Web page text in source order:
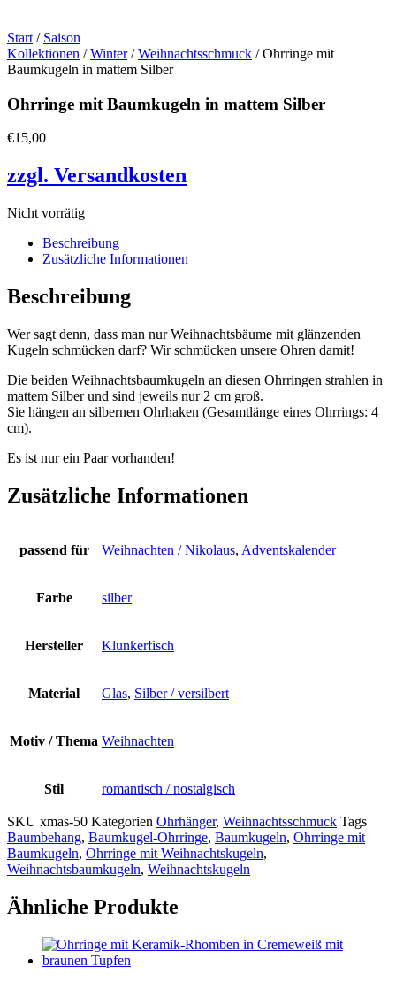
Start / Saison
Kollektionen /Winter/Weihnachtsschmuck / Ohrringe mit
Baumkugeln in mattem Silber
Ohrringe mit Baumkugeln in mattem Silber
€15,00
zzgl. Versandkosten
Nicht vorrätig
Beschreibung
Zusätzliche Informationen
Beschreibung
Wer sagt denn, dass man nur Weihnachtsbäume mit glänzenden
Kugeln schmücken darf? Wir schmücken unsere Ohren damit!
Die beiden Weihnachtsbaumkugeln an diesen Ohrringen strahlen in
mattem Silber und sind jeweils nur 2 cm groß.
Sie hängen an silbernen Ohrhaken (Gesamtlänge eines Ohrrings: 4
cm).
Es ist nur ein Paar vorhanden!
Zusätzliche Informationen
passend für Weihnachten / Nikolaus, Adventskalender
Farbe silber
Hersteller Klunkerfisch
Material Glas, Silber / versilbert
Motiv / Thema Weihnachten
Stil romantisch / nostalgisch
SKU xmas-50 Kategorien Ohrhänger, Weihnachtsschmuck Tags
Baumbehang, Baumkugel-Ohrringe, Baumkugeln, Ohrringe mit
Baumkugeln, Ohrringe mit Weihnachtskugeln,
Weihnachtsbaumkugeln, Weihnachtskugeln
Ähnliche Produkte